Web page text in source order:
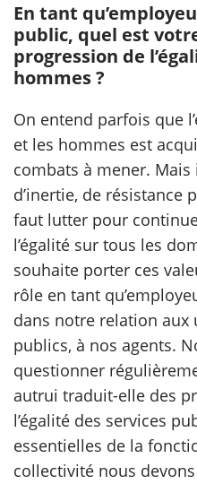
En tant
public, quel est
progression de
hommes ?
On entend parfois que
et les hommes est
combats à mener.
d’inertie, de résistance
faut lutter pour
l’égalité sur tous les
souhaite porter ces
rôle en tant
dans notre relation aux
publics, à nos agents.
questionner
autrui traduit-elle des
l’égalité des services
essentielles de la
collectivité nous